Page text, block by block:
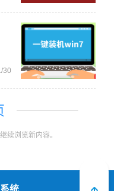
30
续浏览新内容。